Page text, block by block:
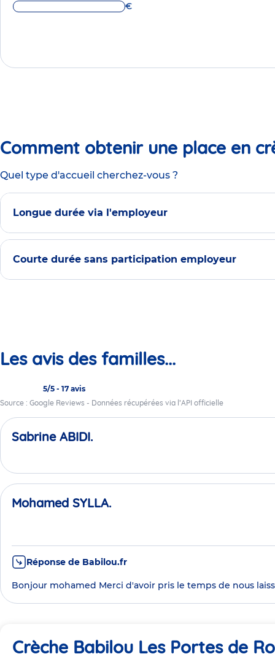
€
Comment obtenir une place en
Quel type d'accueil cherchez-vous ?
Longue durée via l'employeur
Courte durée sans participation employeur
Les avis des familles...
5/5 - 17 avis
Source : Google Reviews - Données récupérées via l’API officielle
Sabrine ABIDI.
Mohamed SYLLA.
Réponse de Babilou.fr
Bonjour mohamed Merci d'avoir pris le temps de nous
Crèche Babilou Les Portes de